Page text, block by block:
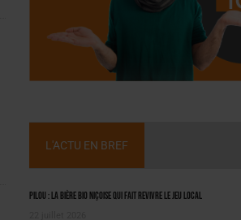
L'ACTU EN BREF
Pilou : la bière bio niçoise qui fait revivre le jeu local